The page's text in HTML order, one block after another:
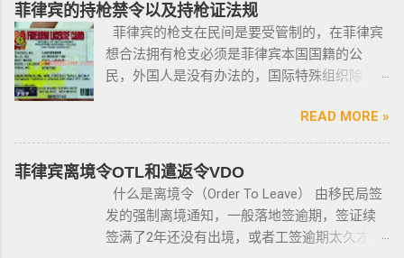
菲律宾的持枪禁令以及持枪证法规
菲律宾的枪支在民间是要受管制的，在菲律宾
想合法拥有枪支必须是菲律宾本国国籍的公
民，外国人是没有办法的，国际特殊组织除
格，例如，枪支的所有权，由菲律宾国家警察
局的枪支和爆炸物部门监管，该部门先进行背
景调查，再向申请人发放枪支许可证，如果想
获得枪支，这个审核的过程是必不可少的。 在
菲律宾申请合法持有枪支，申请人必须年满21
岁，并且通过背景调查，才能获得持有执照。
申请过程还包括通过药物测试丶获得法庭许可
READ MORE »
菲律宾离境令OTL和遣返令VDO
什么是离境令（Order To Leave） 由移民局签
发的强制离境通知，一般落地签逾期，签证续
签满了2年还没有出境，或者工签逾期太久才降